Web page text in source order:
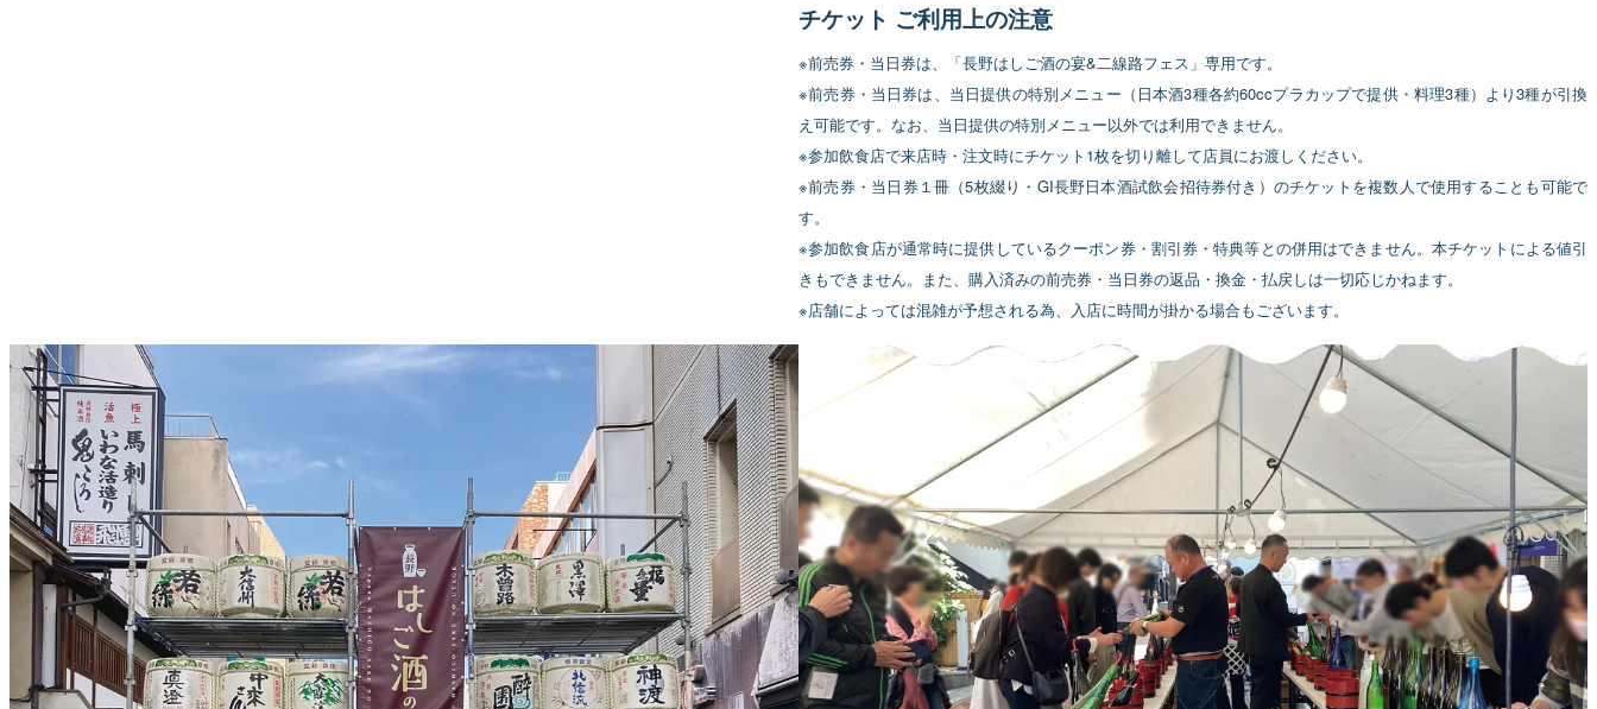
チケット ご利用上の注意
※前売券・当日券は、「長野はしご酒の宴&二線路フェス」専用です。
※前売券・当日券は、当日提供の特別メニュー（日本酒3種各約60ccプラカップで提供・料理3種）より3種が引換
え可能です。なお、当日提供の特別メニュー以外では利用できません。
※参加飲食店で来店時・注文時にチケット1枚を切り離して店員にお渡しください。
※前売券・当日券１冊（5枚綴り・GI長野日本酒試飲会招待券付き）のチケットを複数人で使用することも可能で
す。
※参加飲食店が通常時に提供しているクーポン券・割引券・特典等との併用はできません。本チケットによる値引
きもできません。また、購入済みの前売券・当日券の返品・換金・払戻しは一切応じかねます。
※店舗によっては混雑が予想される為、入店に時間が掛かる場合もございます。